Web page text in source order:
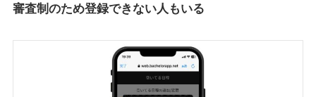
審査制のため登録できない人もいる